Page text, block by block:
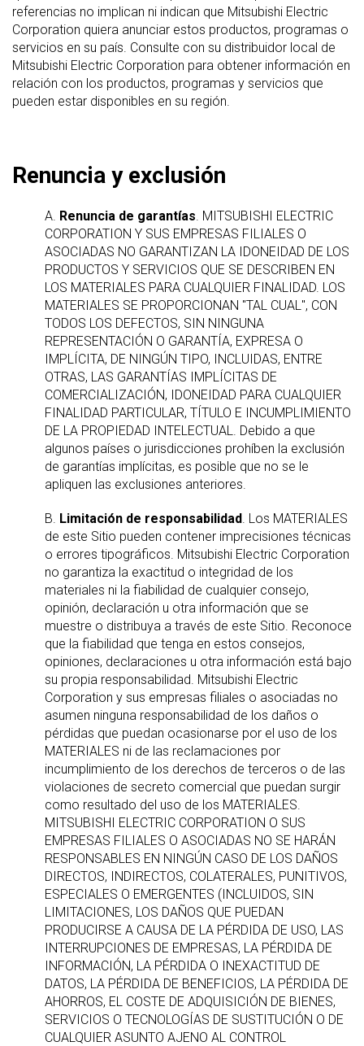
referencias no implican ni indican que Mitsubishi Electric
Corporation quiera anunciar estos productos, programas o
servicios en su país. Consulte con su distribuidor local de
Mitsubishi Electric Corporation para obtener información en
relación con los productos, programas y servicios que
pueden estar disponibles en su región.
Renuncia y exclusión
A. Renuncia de garantías. MITSUBISHI ELECTRIC
CORPORATION Y SUS EMPRESAS FILIALES O
ASOCIADAS NO GARANTIZAN LA IDONEIDAD DE LOS
PRODUCTOS Y SERVICIOS QUE SE DESCRIBEN EN
LOS MATERIALES PARA CUALQUIER FINALIDAD. LOS
MATERIALES SE PROPORCIONAN "TAL CUAL", CON
TODOS LOS DEFECTOS, SIN NINGUNA
REPRESENTACIÓN O GARANTÍA, EXPRESA O
IMPLÍCITA, DE NINGÚN TIPO, INCLUIDAS, ENTRE
OTRAS, LAS GARANTÍAS IMPLÍCITAS DE
COMERCIALIZACIÓN, IDONEIDAD PARA CUALQUIER
FINALIDAD PARTICULAR, TÍTULO E INCUMPLIMIENTO
DE LA PROPIEDAD INTELECTUAL. Debido a que
algunos países o jurisdicciones prohíben la exclusión
de garantías implícitas, es posible que no se le
apliquen las exclusiones anteriores.
B. Limitación de responsabilidad. Los MATERIALES
de este Sitio pueden contener imprecisiones técnicas
o errores tipográficos. Mitsubishi Electric Corporation
no garantiza la exactitud o integridad de los
materiales ni la fiabilidad de cualquier consejo,
opinión, declaración u otra información que se
muestre o distribuya a través de este Sitio. Reconoce
que la fiabilidad que tenga en estos consejos,
opiniones, declaraciones u otra información está bajo
su propia responsabilidad. Mitsubishi Electric
Corporation y sus empresas filiales o asociadas no
asumen ninguna responsabilidad de los daños o
pérdidas que puedan ocasionarse por el uso de los
MATERIALES ni de las reclamaciones por
incumplimiento de los derechos de terceros o de las
violaciones de secreto comercial que puedan surgir
como resultado del uso de los MATERIALES.
MITSUBISHI ELECTRIC CORPORATION O SUS
EMPRESAS FILIALES O ASOCIADAS NO SE HARÁN
RESPONSABLES EN NINGÚN CASO DE LOS DAÑOS
DIRECTOS, INDIRECTOS, COLATERALES, PUNITIVOS,
ESPECIALES O EMERGENTES (INCLUIDOS, SIN
LIMITACIONES, LOS DAÑOS QUE PUEDAN
PRODUCIRSE A CAUSA DE LA PÉRDIDA DE USO, LAS
INTERRUPCIONES DE EMPRESAS, LA PÉRDIDA DE
INFORMACIÓN, LA PÉRDIDA O INEXACTITUD DE
DATOS, LA PÉRDIDA DE BENEFICIOS, LA PÉRDIDA DE
AHORROS, EL COSTE DE ADQUISICIÓN DE BIENES,
SERVICIOS O TECNOLOGÍAS DE SUSTITUCIÓN O DE
CUALQUIER ASUNTO AJENO AL CONTROL